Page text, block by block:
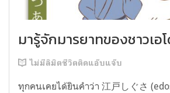
มารู้จักมารยาทของชาวเอ
ไม่มีลิมิตชีวิตติดแอ๊บแจ๊บ
ทุกคนเคยได้ยินคำว่า 江戸しぐさ